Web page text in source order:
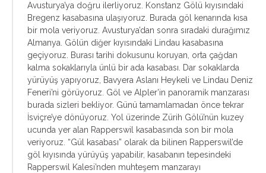
Avusturya’ya doğru ilerliyoruz. Konstanz Gölü kıyısındaki
Bregenz kasabasına ulaşıyoruz. Burada göl kenarında kısa
bir mola veriyoruz. Avusturya’dan sonra sıradaki durağımız
Almanya. Gölün diğer kıyısındaki Lindau kasabasına
geçiyoruz. Burası tarihi dokusunu koruyan, orta çağdan
kalma sokaklarıyla ünlü bir ada kasabası. Dar sokaklarda
yürüyüş yapıyoruz, Bavyera Aslanı Heykeli ve Lindau Deniz
Feneri’ni görüyoruz. Göl ve Alpler’in panoramik manzarası
burada sizleri bekliyor. Günü tamamlamadan önce tekrar
İsviçre’ye dönüyoruz. Yol üzerinde Zürih Gölü’nün kuzey
ucunda yer alan Rapperswil kasabasında son bir mola
veriyoruz. “Gül kasabası” olarak da bilinen Rapperswil’de
göl kıyısında yürüyüş yapabilir, kasabanın tepesindeki
Rapperswil Kalesi’nden muhteşem manzarayı